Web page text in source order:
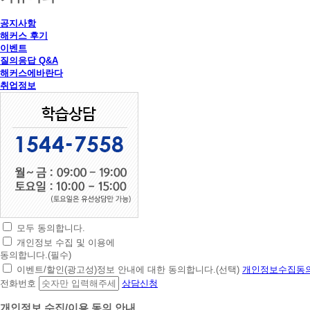
공지사항
해커스 후기
이벤트
질의응답 Q&A
해커스에바란다
취업정보
초
간
편
상
담
모두 동의합니다.
개인정보 수집 및 이용에
동의합니다.(필수)
이벤트/할인(광고성)정보 안내에 대한 동의합니다.(선택) 개인정보수집동
전화번호
상담신청